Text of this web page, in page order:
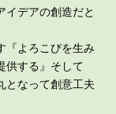
イデアの創造だと
『よろこびを⽣み
供する』そして
となって創意⼯夫